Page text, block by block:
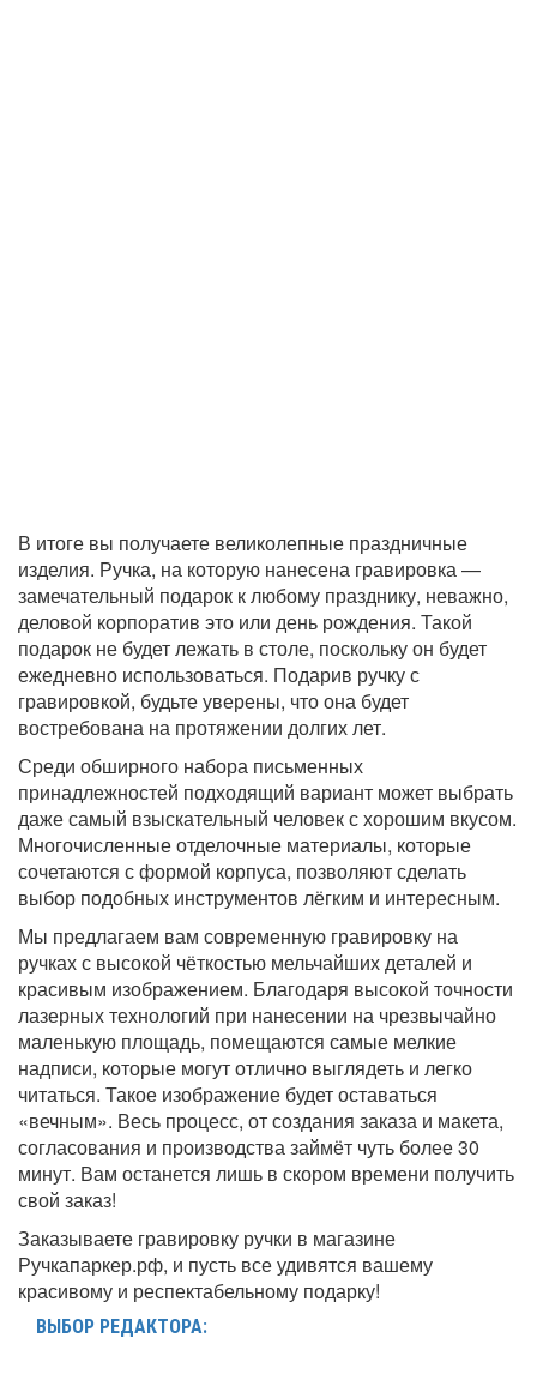
В итоге вы получаете великолепные праздничные
изделия. Ручка, на которую нанесена гравировка —
замечательный подарок к любому празднику, неважно,
деловой корпоратив это или день рождения. Такой
подарок не будет лежать в столе, поскольку он будет
ежедневно использоваться. Подарив ручку с
гравировкой, будьте уверены, что она будет
востребована на протяжении долгих лет.
Среди обширного набора письменных
принадлежностей подходящий вариант может выбрать
даже самый взыскательный человек с хорошим вкусом.
Многочисленные отделочные материалы, которые
сочетаются с формой корпуса, позволяют сделать
выбор подобных инструментов лёгким и интересным.
Мы предлагаем вам современную гравировку на
ручках с высокой чёткостью мельчайших деталей и
красивым изображением. Благодаря высокой точности
лазерных технологий при нанесении на чрезвычайно
маленькую площадь, помещаются самые мелкие
надписи, которые могут отлично выглядеть и легко
читаться. Такое изображение будет оставаться
«вечным». Весь процесс, от создания заказа и макета,
согласования и производства займёт чуть более 30
минут. Вам останется лишь в скором времени получить
свой заказ!
Заказываете гравировку ручки в магазине
Ручкапаркер.рф, и пусть все удивятся вашему
красивому и респектабельному подарку!
ВЫБОР РЕДАКТОРА: